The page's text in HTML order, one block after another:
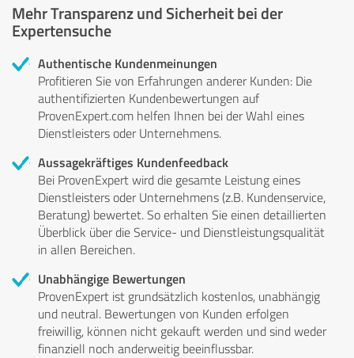
Mehr Transparenz und Sicherheit bei der
Expertensuche
Authentische Kundenmeinungen
Profitieren Sie von Erfahrungen anderer Kunden: Die
authentifizierten Kundenbewertungen auf
ProvenExpert.com helfen Ihnen bei der Wahl eines
Dienstleisters oder Unternehmens.
Aussagekräftiges Kundenfeedback
Bei ProvenExpert wird die gesamte Leistung eines
Dienstleisters oder Unternehmens (z.B. Kundenservice,
Beratung) bewertet. So erhalten Sie einen detaillierten
Überblick über die Service- und Dienstleistungsqualität
in allen Bereichen.
Unabhängige Bewertungen
ProvenExpert ist grundsätzlich kostenlos, unabhängig
und neutral. Bewertungen von Kunden erfolgen
freiwillig, können nicht gekauft werden und sind weder
finanziell noch anderweitig beeinflussbar.